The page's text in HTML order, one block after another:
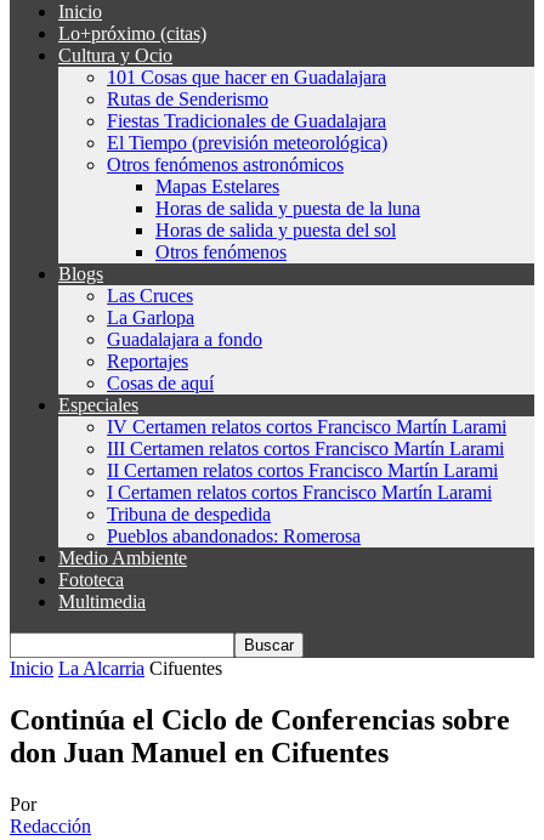
Inicio
Lo+próximo (citas)
Cultura y Ocio
101 Cosas que hacer en Guadalajara
Rutas de Senderismo
Fiestas Tradicionales de Guadalajara
El Tiempo (previsión meteorológica)
Otros fenómenos astronómicos
Mapas Estelares
Horas de salida y puesta de la luna
Horas de salida y puesta del sol
Otros fenómenos
Blogs
Las Cruces
La Garlopa
Guadalajara a fondo
Reportajes
Cosas de aquí
Especiales
IV Certamen relatos cortos Francisco Martín Larami
III Certamen relatos cortos Francisco Martín Larami
II Certamen relatos cortos Francisco Martín Larami
I Certamen relatos cortos Francisco Martín Larami
Tribuna de despedida
Pueblos abandonados: Romerosa
Medio Ambiente
Fototeca
Multimedia
Inicio La Alcarria Cifuentes
Continúa el Ciclo de Conferencias sobre
don Juan Manuel en Cifuentes
Por
Redacción